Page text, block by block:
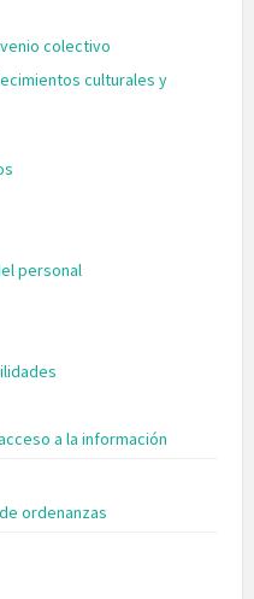
colectivo
culturales y
personal
a la información
ordenanzas